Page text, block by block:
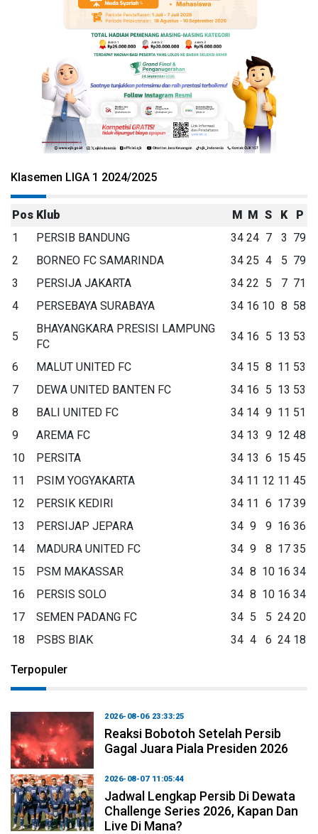
Klasemen LIGA 1 2024/2025
Pos Klub M M S K
P
1
PERSIB BANDUNG 34 24 7 3 79
2
BORNEO FC SAMARINDA 34 25 4 5 79
3
PERSIJA JAKARTA 34 22 5 7 71
4
PERSEBAYA SURABAYA 34 16 10 8 58
5
BHAYANGKARA PRESISI LAMPUNG
FC
34 16 5 13 53
6 MALUT UNITED FC 34 15 8 11 53
7
DEWA UNITED BANTEN FC 34 16 5 13 53
8
BALI UNITED FC 34 14 9 11 51
9
AREMA FC 34 13 9 12 48
10
PERSITA 34 13 6 15 45
11
PSIM YOGYAKARTA 34 11 12 11 45
12
PERSIK KEDIRI 34 11 6 17 39
13
PERSIJAP JEPARA 34 9 9 16 36
14
MADURA UNITED FC 34 9 8 17 35
15
PSM MAKASSAR 34 8 10 16 34
16
PERSIS SOLO 34 8 10 16 34
17
SEMEN PADANG FC 34 5 5 24 20
18
PSBS BIAK 34 4 6 24 18
Terpopuler
2026-08-06 23:33:25
Reaksi Bobotoh Setelah Persib
Gagal Juara Piala Presiden 2026
2026-08-07 11:05:44
Jadwal Lengkap Persib Di Dewata
Challenge Series 2026, Kapan Dan
Live Di Mana?